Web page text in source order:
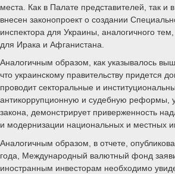
места. Как в Палате представителей, так и
внесен законопроект о создании
инспектора для Украины, аналогичного
для Ирака и Афганистана.
Аналогичным образом, как указывалось
что украинскому правительству придется
проводит секторальные и
антикоррупционную и судебную реформы,
закона, демонстрирует приверженность
и модернизации национальных и местных
Аналогичным образом, в отчете,
года, Международный валютный фонд
иностранным инвесторам необходимо